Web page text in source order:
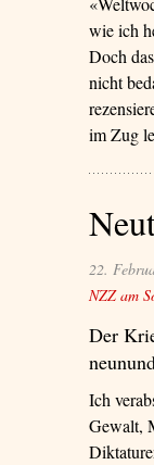
wie ich
Doch
nicht
im Zug
22.
NZZ am
Der
Ich
Gewalt,